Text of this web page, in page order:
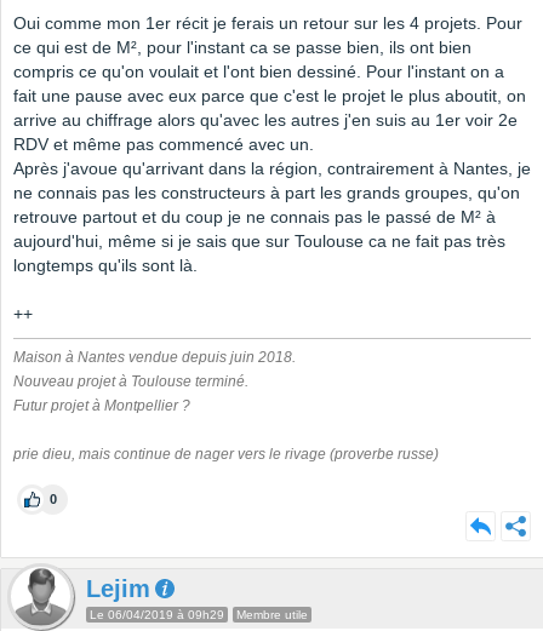
Oui comme mon 1er récit je ferais un retour sur les 4 projets. Pour
ce qui est de M², pour l'instant ca se passe bien, ils ont bien
compris ce qu'on voulait et l'ont bien dessiné. Pour l'instant on a
fait une pause avec eux parce que c'est le projet le plus aboutit, on
arrive au chiffrage alors qu'avec les autres j'en suis au 1er voir 2e
RDV et même pas commencé avec un.
Après j'avoue qu'arrivant dans la région, contrairement à Nantes, je
ne connais pas les constructeurs à part les grands groupes, qu'on
retrouve partout et du coup je ne connais pas le passé de M² à
aujourd'hui, même si je sais que sur Toulouse ca ne fait pas très
longtemps qu'ils sont là.
++
Maison à Nantes vendue depuis juin 2018.
Nouveau projet à Toulouse terminé.
Futur projet à Montpellier ?
prie dieu, mais continue de nager vers le rivage (proverbe russe)
0
Lejim
Le 06/04/2019 à 09h29 Membre utile